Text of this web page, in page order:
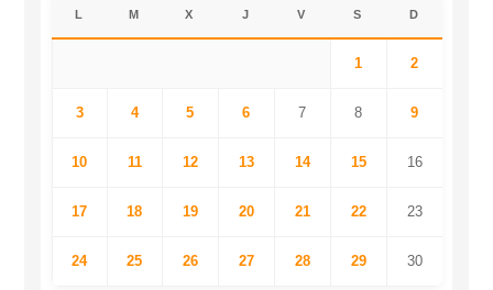
L M X J V S D
1 2
3 4 5 6 7 8 9
10 11 12 13 14 15 16
17 18 19 20 21 22 23
24 25 26 27 28 29 30